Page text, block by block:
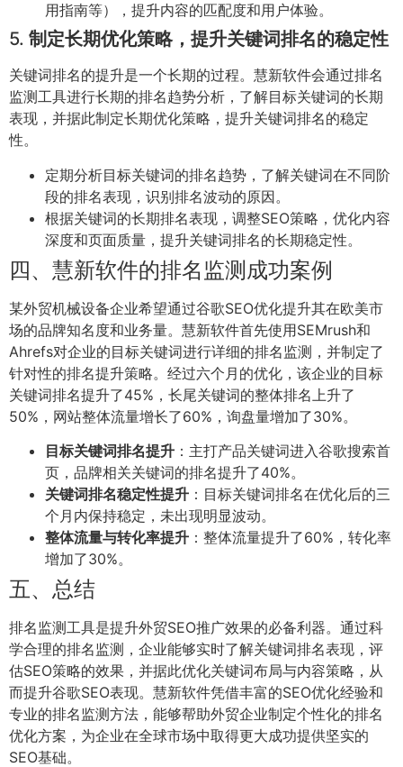
用指南等），提升内容的匹配度和用户体验。
5. 制定长期优化策略，提升关键词排名的稳定性
关键词排名的提升是一个长期的过程。慧新软件会通过排名
监测工具进行长期的排名趋势分析，了解目标关键词的长期
表现，并据此制定长期优化策略，提升关键词排名的稳定
性。
定期分析目标关键词的排名趋势，了解关键词在不同阶
段的排名表现，识别排名波动的原因。
根据关键词的长期排名表现，调整SEO策略，优化内容
深度和页面质量，提升关键词排名的长期稳定性。
四、慧新软件的排名监测成功案例
某外贸机械设备企业希望通过谷歌SEO优化提升其在欧美市
场的品牌知名度和业务量。慧新软件首先使用SEMrush和
Ahrefs对企业的目标关键词进行详细的排名监测，并制定了
针对性的排名提升策略。经过六个月的优化，该企业的目标
关键词排名提升了45%，长尾关键词的整体排名上升了
50%，网站整体流量增长了60%，询盘量增加了30%。
目标关键词排名提升 ：主打产品关键词进入谷歌搜索首
页，品牌相关关键词的排名提升了40%。
关键词排名稳定性提升 ：目标关键词排名在优化后的三
个月内保持稳定，未出现明显波动。
整体流量与转化率提升 ：整体流量提升了60%，转化率
增加了30%。
五、总结
排名监测工具是提升外贸SEO推广效果的必备利器。通过科
学合理的排名监测，企业能够实时了解关键词排名表现，评
估SEO策略的效果，并据此优化关键词布局与内容策略，从
而提升谷歌SEO表现。慧新软件凭借丰富的SEO优化经验和
专业的排名监测方法，能够帮助外贸企业制定个性化的排名
优化方案，为企业在全球市场中取得更大成功提供坚实的
SEO基础。